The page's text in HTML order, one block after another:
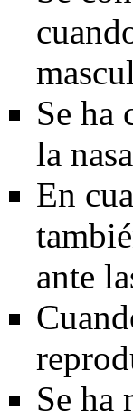
Se ha
la
En
ante
Se ha